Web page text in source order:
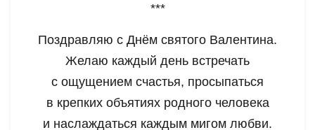
***
Поздравляю с Днём святого Валентина.
Желаю каждый день встречать
с ощущением счастья, просыпаться
в крепких объятиях родного человека
и наслаждаться каждым мигом любви.